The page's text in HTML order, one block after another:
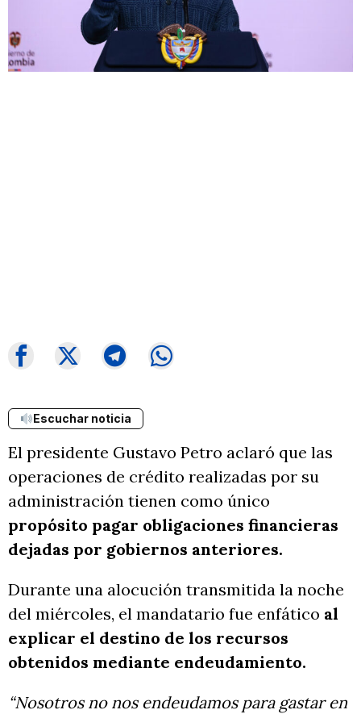
Escuchar noticia
El presidente Gustavo Petro aclaró que las
operaciones de crédito realizadas por su
administración tienen como único
propósito pagar obligaciones financieras
dejadas por gobiernos anteriores.
Durante una alocución transmitida la noche
del miércoles, el mandatario fue enfático al
explicar el destino de los recursos
obtenidos mediante endeudamiento.
“Nosotros no nos endeudamos para gastar en